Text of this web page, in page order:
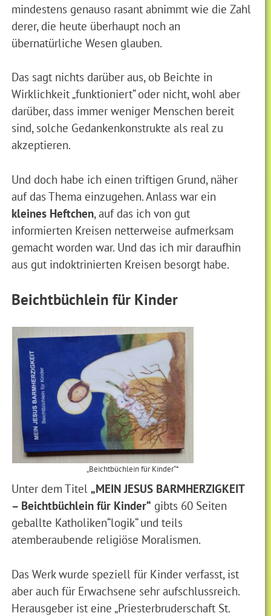
mindestens genauso rasant abnimmt wie die Zahl
derer, die heute überhaupt noch an
übernatürliche Wesen glauben.
Das sagt nichts darüber aus, ob Beichte in
Wirklichkeit „funktioniert“ oder nicht, wohl aber
darüber, dass immer weniger Menschen bereit
sind, solche Gedankenkonstrukte als real zu
akzeptieren.
Und doch habe ich einen triftigen Grund, näher
auf das Thema einzugehen. Anlass war ein
kleines Heftchen, auf das ich von gut
informierten Kreisen netterweise aufmerksam
gemacht worden war. Und das ich mir daraufhin
aus gut indoktrinierten Kreisen besorgt habe.
Beichtbüchlein für Kinder
„Beichtbüchlein für Kinder“*
Unter dem Titel„MEIN JESUS BARMHERZIGKEIT
– Beichtbüchlein für Kinder“ gibts 60 Seiten
geballte Katholiken“logik“ und teils
atemberaubende religiöse Moralismen.
Das Werk wurde speziell für Kinder verfasst, ist
aber auch für Erwachsene sehr aufschlussreich.
Herausgeber ist eine „Priesterbruderschaft St.